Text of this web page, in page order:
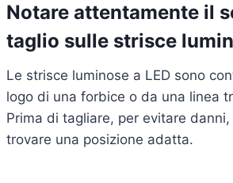
Notare attentamente il
taglio sulle strisce
Le strisce luminose a LED sono
logo di una forbice o da una linea
Prima di tagliare, per evitare
trovare una posizione adatta.